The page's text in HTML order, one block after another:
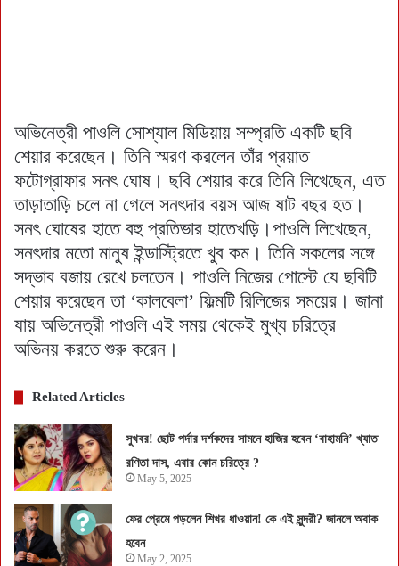
অভিনেত্রী পাওলি সোশ্যাল মিডিয়ায় সম্প্রতি একটি ছবি
শেয়ার করেছেন। তিনি স্মরণ করলেন তাঁর প্রয়াত
ফটোগ্রাফার সনৎ ঘোষ। ছবি শেয়ার করে তিনি লিখেছেন, এত
তাড়াতাড়ি চলে না গেলে সনৎদার বয়স আজ ষাট বছর হত।
সনৎ ঘোষের হাতে বহু প্রতিভার হাতেখড়ি।পাওলি লিখেছেন,
সনৎদার মতো মানুষ ইন্ডাস্ট্রিতে খুব কম। তিনি সকলের সঙ্গে
সদ্ভাব বজায় রেখে চলতেন। পাওলি নিজের পোস্টে যে ছবিটি
শেয়ার করেছেন তা ‘কালবেলা’ ফিল্মটি রিলিজের সময়ের। জানা
যায় অভিনেত্রী পাওলি এই সময় থেকেই মুখ্য চরিত্রে
অভিনয় করতে শুরু করেন।
Related Articles
সুখবর! ছোট পর্দার দর্শকদের সামনে হাজির হবেন ‘বাহামনি’ খ্যাত
রণিতা দাস, এবার কোন চরিত্রে ?
May 5, 2025
ফের প্রেমে পড়লেন শিখর ধাওয়ান! কে এই সুন্দরী? জানলে অবাক
হবেন
May 2, 2025